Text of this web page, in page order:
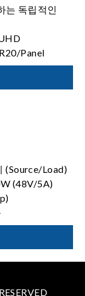
는 독립적인
Panel
(Source/Load)
(48V/5A)